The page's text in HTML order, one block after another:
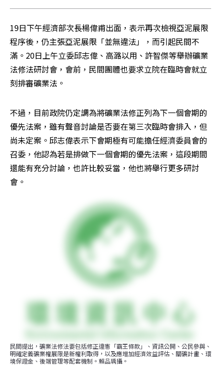
19日下午經濟部次長楊偉甫出面，表示再次檢視亞泥展限
程序後，仍主張亞泥展限「並無違法」，而引起民間不
滿。20日上午立委邱志偉、高潞以用、許智傑等舉辦礦業
法修法研討會，會前，民間團體也要求立院在臨時會就立
刻排審礦業法。
不過，目前政院仍定調為將礦業法修正列為下一個會期的
優先法案，雖有聲音討論是否要在第三次臨時會排入，但
尚未定案。邱志偉表示下會期極有可能擔任經濟委員會的
召委，他認為若是排做下一個會期的優先法案，這段期間
還能有充分討論，也許比較妥當，他也將舉行更多研討
會。
民間提出，礦業法修法要包括修正違憲「霸王條款」、資訊公開、公民參與、
明確定義礦業權展限是新權利取得，以及應增加經濟效益評估、關礦計畫、環
境保證金、後端管理等配套機制。賴品瑀攝。